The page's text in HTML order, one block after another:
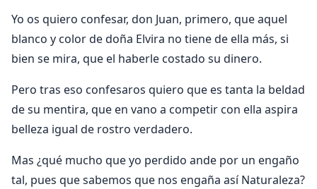
Yo os quiero confesar, don Juan, primero, que aquel
blanco y color de doña Elvira no tiene de ella más, si
bien se mira, que el haberle costado su dinero.
Pero tras eso confesaros quiero que es tanta la beldad
de su mentira, que en vano a competir con ella aspira
belleza igual de rostro verdadero.
Mas ¿qué mucho que yo perdido ande por un engaño
tal, pues que sabemos que nos engaña así Naturaleza?